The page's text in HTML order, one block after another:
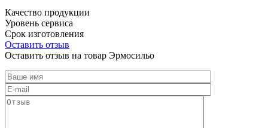
Качество продукции
Уровень сервиса
Срок изготовления
Оставить отзыв
Оставить отзыв на товар Эрмосильо